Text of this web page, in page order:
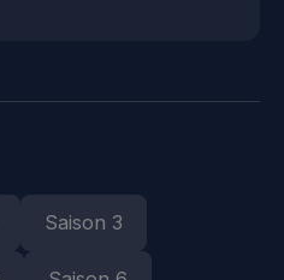
Saison 3